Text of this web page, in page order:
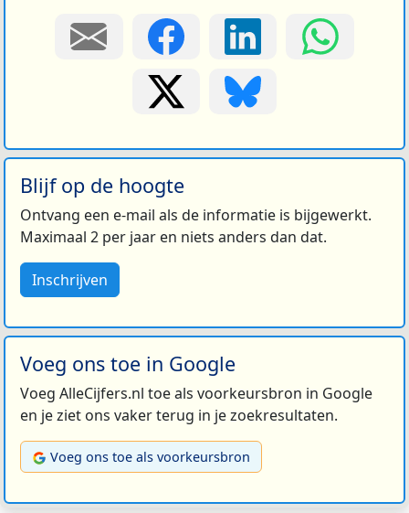
Blijf op de hoogte
Ontvang een e-mail als de informatie is bijgewerkt.
Maximaal 2 per jaar en niets anders dan dat.
Inschrijven
Voeg ons toe in Google
Voeg AlleCijfers.nl toe als voorkeursbron in Google
en je ziet ons vaker terug in je zoekresultaten.
Voeg ons toe als voorkeursbron